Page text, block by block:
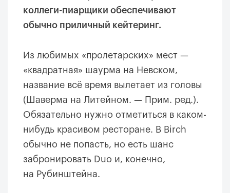
коллеги-пиарщики обеспечивают
обычно приличный кейтеринг.
Из любимых «пролетарских» мест —
«квадратная» шаурма на Невском,
название всё время вылетает из головы
(Шаверма на Литейном. — Прим. ред.).
Обязательно нужно отметиться в каком-
нибудь красивом ресторане. В Birch
обычно не попасть, но есть шанс
забронировать Duo и, конечно,
на Рубинштейна.